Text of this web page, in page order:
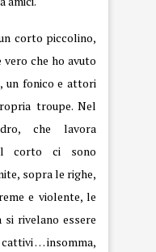
corto piccolino,
vero che ho avuto
un fonico e attori
troupe. Nel
che lavora
corto ci sono
sopra le righe,
e violente, le
si rivelano essere
… insomma,